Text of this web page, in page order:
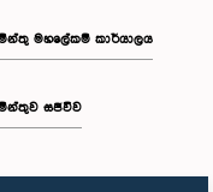
මහලේකම් කාර්යාලය
සජීවීව